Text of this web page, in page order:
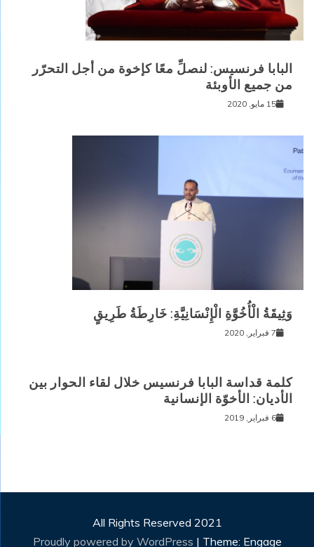
البابا فرنسيس: لنصلِّ معًا كإخوة من أجل التحرّر
من جميع الأوبئة
15 مايو, 2020
وَثِيقَةُ الْأُخُوَّةِ الْإِنْسَانِيَّةِ: خَارِطَةُ طَرِيقٍ
7 فبراير, 2020
كلمة قداسة البابا فرنسيس خلال لقاء الحوار بين
الأديان: الأخوّة الإنسانية
6 فبراير, 2019
All Rights Reserved 2021
Proudly powered by WordPress | Theme: Engage